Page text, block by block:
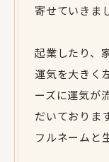
寄せていきま
起業したり、
運気を大きく
ーズに運気が
だいております
フルネームと